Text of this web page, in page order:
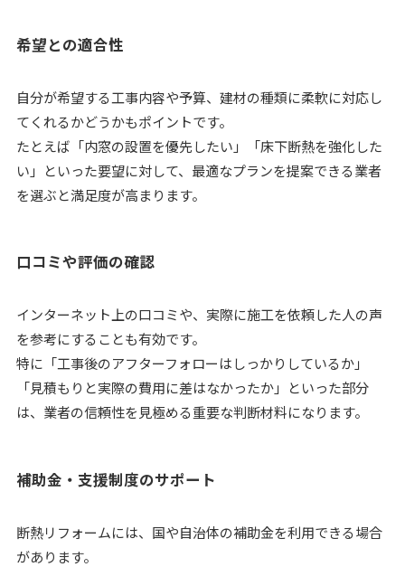
希望との適合性
自分が希望する工事内容や予算、建材の種類に柔軟に対応し
てくれるかどうかもポイントです。
たとえば「内窓の設置を優先したい」「床下断熱を強化した
い」といった要望に対して、最適なプランを提案できる業者
を選ぶと満足度が高まります。
口コミや評価の確認
インターネット上の口コミや、実際に施工を依頼した人の声
を参考にすることも有効です。
特に「工事後のアフターフォローはしっかりしているか」
「見積もりと実際の費用に差はなかったか」といった部分
は、業者の信頼性を見極める重要な判断材料になります。
補助金・支援制度のサポート
断熱リフォームには、国や自治体の補助金を利用できる場合
があります。